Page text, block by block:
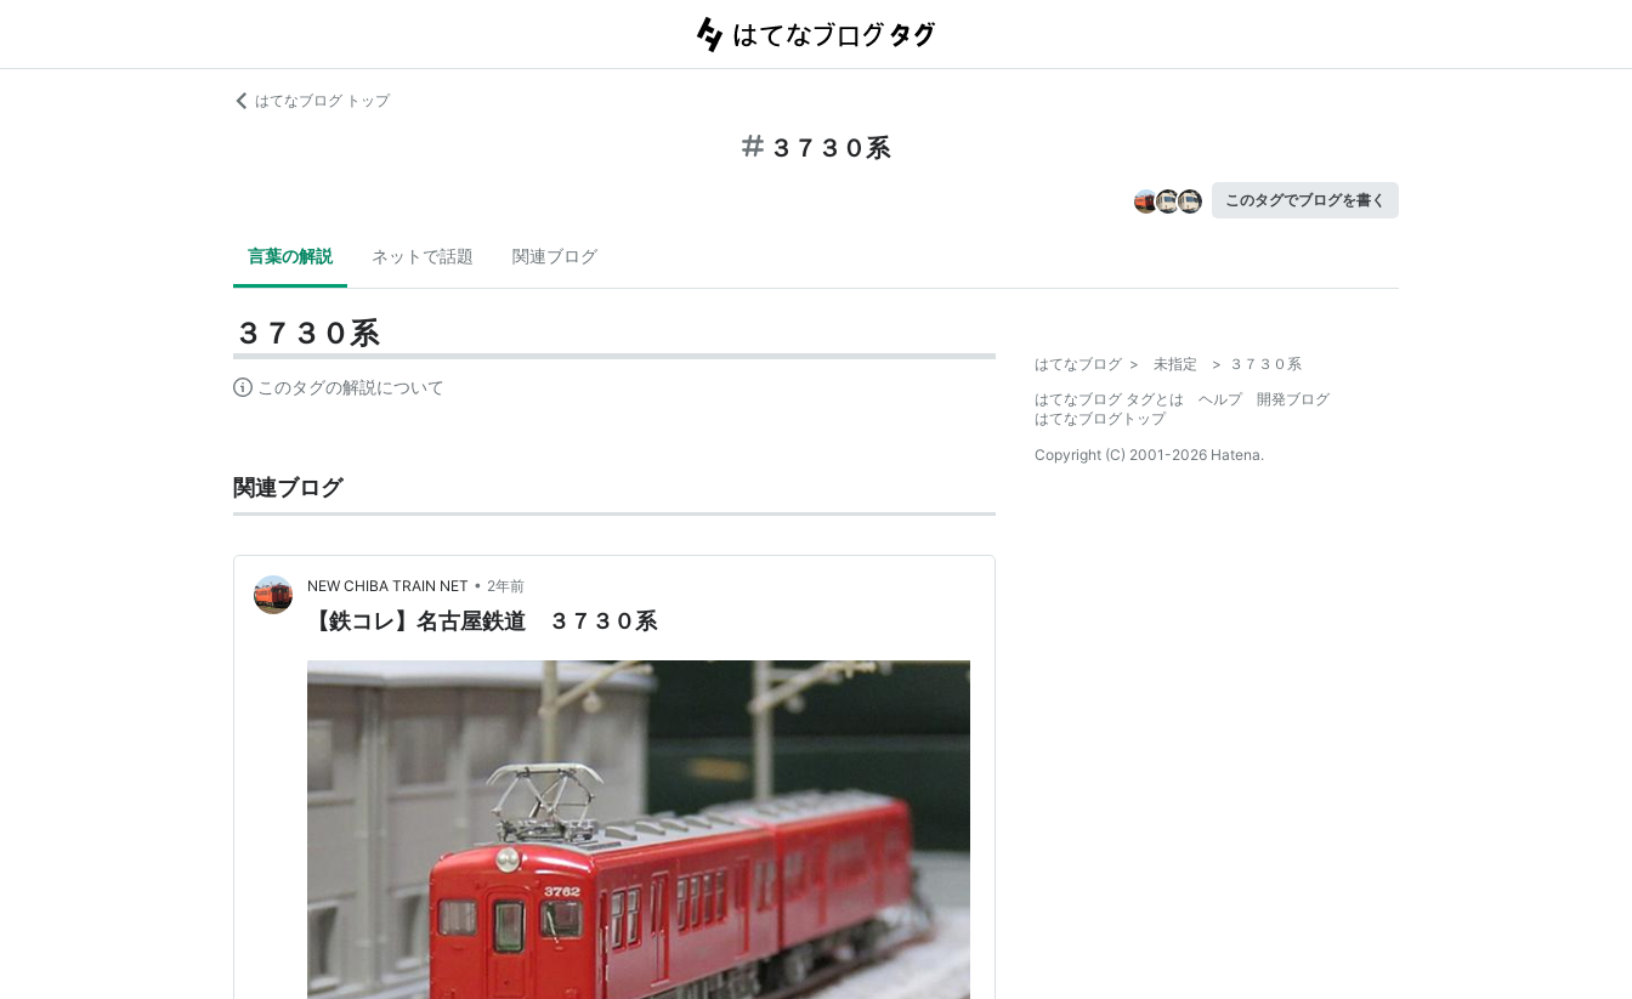
はてなブログ トップ
３７３０系
このタグでブログを書く
言葉の解説 ネットで話題 関連ブログ
３７３０系
このタグの解説について
関連ブログ
NEW CHIBA TRAIN NET • 2年前
【鉄コレ】名古屋鉄道 ３７３０系
はてなブログ > 未指定 >
３７３０系
はてなブログ タグとは
ヘルプ
開発ブログ
はてなブログトップ
Copyright (C) 2001-2026 Hatena.